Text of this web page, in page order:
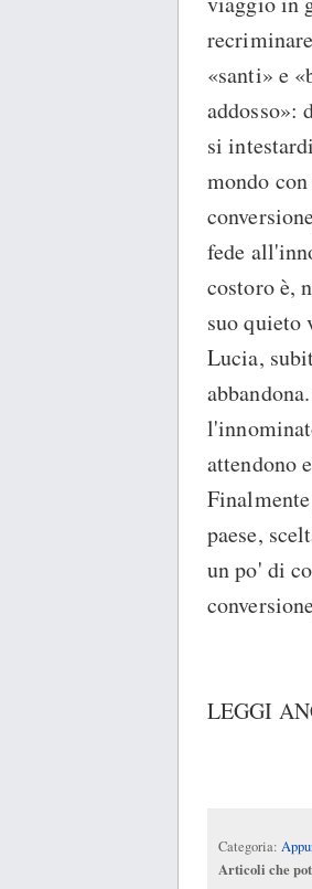
«santi» e
addosso»:
si
mondo
fede
costoro è,
suo quieto
Lucia,
attendono
paese,
un po' di
LEGGI
Categoria:
Articoli che